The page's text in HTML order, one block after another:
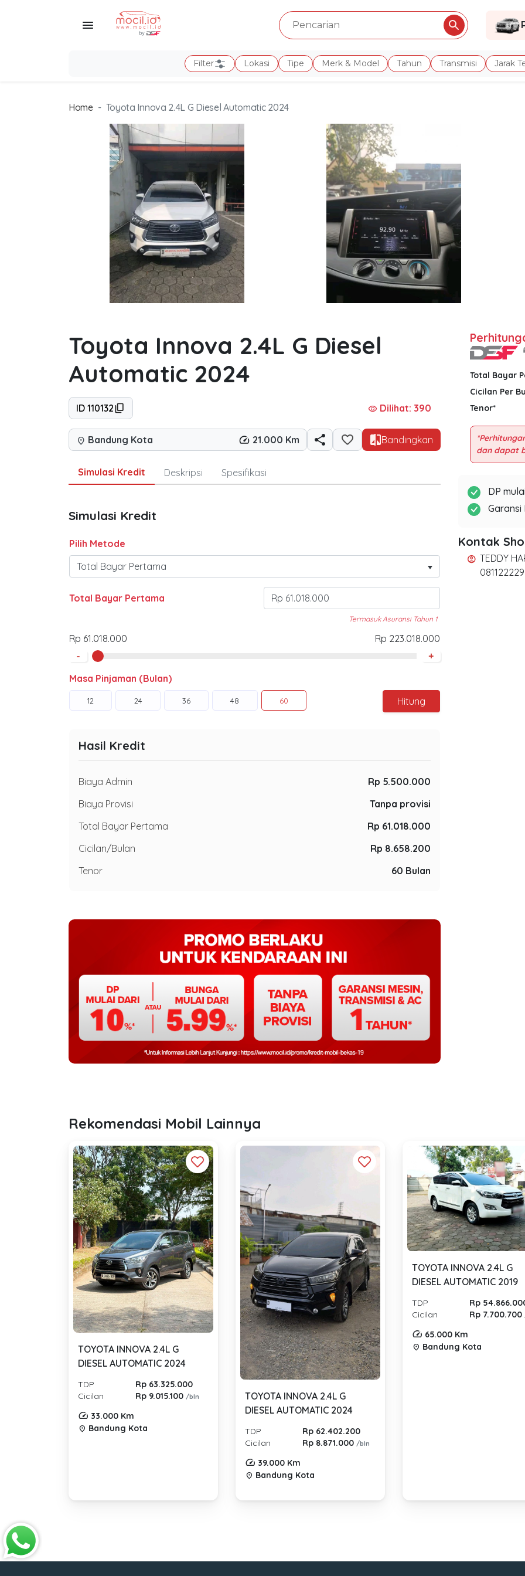
Filter Lokasi Tipe Merk & Model Tahun Transmisi Jarak
Home Toyota Innova 2.4L G Diesel Automatic 2024
Toyota Innova 2.4L G Diesel
Automatic 2024
ID 110132 visibility Dilihat: 390
location_on Bandung Kota 21.000 Km Bandingkan
Simulasi Kredit Deskripsi Spesifikasi
Simulasi Kredit
Pilih Metode
Total Bayar Pertama
Termasuk Asuransi Tahun 1
Rp 61.018.000
Rp 223.018.000
-
+
Masa Pinjaman (Bulan)
12 24 36 48 60 Hitung
Hasil Kredit
Biaya Admin
Rp 5.500.000
Biaya Provisi
Tanpa provisi
Total Bayar Pertama
Rp 61.018.000
Cicilan/Bulan
Rp 8.658.200
Tenor
60 Bulan
Total Bayar
Cicilan Per
Tenor*
DP
Garansi
Kontak
account_circle TEDDY
Rekomendasi Mobil Lainnya
TOYOTA INNOVA 2.4L G
DIESEL AUTOMATIC 2024
TDP
Rp 63.325.000
Cicilan
Rp 9.015.100/bln
33.000 Km
location_on Bandung Kota
TOYOTA INNOVA 2.4L G
DIESEL AUTOMATIC 2024
TDP
Rp 62.402.200
Cicilan
Rp 8.871.000/bln
39.000 Km
location_on Bandung Kota
TOYOTA INNOVA 2.4L G
DIESEL AUTOMATIC 2019
TDP
Rp
Cicilan
Rp 7.700.700
65.000 Km
location_on Bandung Kota